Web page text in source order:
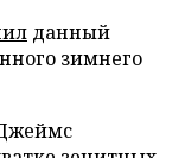
данный
зимнего